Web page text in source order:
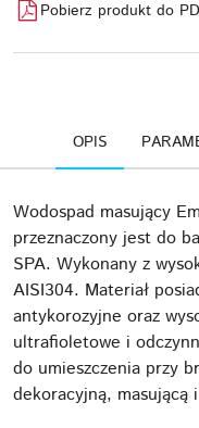
Pobierz produkt do
OPIS
Wodospad masujący
przeznaczony jest do
SPA. Wykonany z
AISI304. Materiał
antykorozyjne oraz
ultrafioletowe i
do umieszczenia przy
dekoracyjną, masującą